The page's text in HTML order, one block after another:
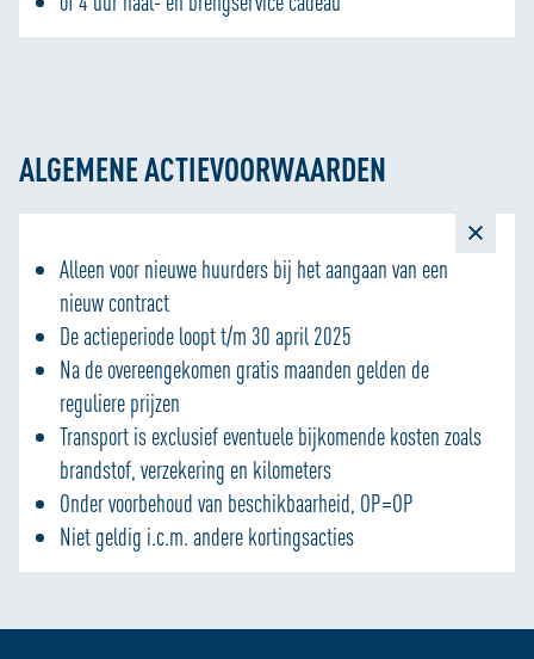
ALGEMENE ACTIEVOORWAARDEN
Alleen voor nieuwe huurders bij het aangaan van een
nieuw contract
De actieperiode loopt t/m 30 april 2025
Na de overeengekomen gratis maanden gelden de
reguliere prijzen
Transport is exclusief eventuele bijkomende kosten zoals
brandstof, verzekering en kilometers
Onder voorbehoud van beschikbaarheid, OP=OP
Niet geldig i.c.m. andere kortingsacties